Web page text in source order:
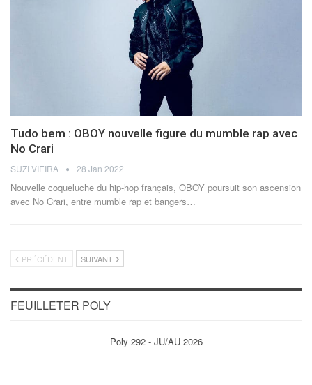
Tudo bem : OBOY nouvelle figure du mumble rap avec
No Crari
SUZI VIEIRA 28 Jan 2022
Nouvelle coqueluche du hip-hop français, OBOY poursuit son ascension
avec No Crari, entre mumble rap et bangers…
PRÉCÉDENT SUIVANT
FEUILLETER POLY
Poly 292 - JU/AU 2026